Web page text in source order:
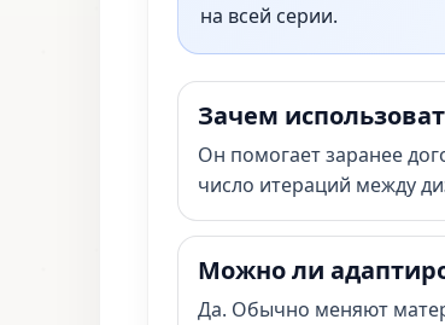
на всей серии.
Зачем
Он помогает заранее
число итераций между
Можно ли
Да. Обычно меняют